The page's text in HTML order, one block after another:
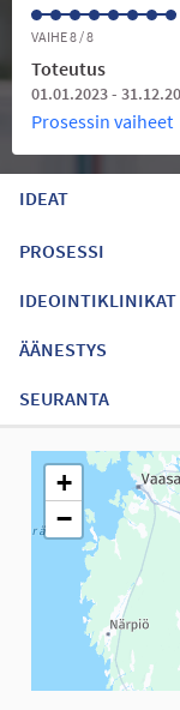
VAIHE 8 / 8
Toteutus
01.01.2023 -
Prosessin vaiheet
IDEAT
PROSESSI
IDEOINTIKLINIKAT
ÄÄNESTYS
SEURANTA
Seuraavassa
+
−